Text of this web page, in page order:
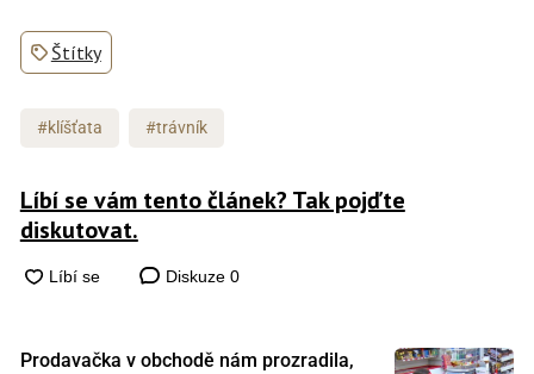
Štítky
#klíšťata #trávník
Líbí se vám tento článek? Tak pojďte
diskutovat.
Diskuze 0
Prodavačka v obchodě nám prozradila,